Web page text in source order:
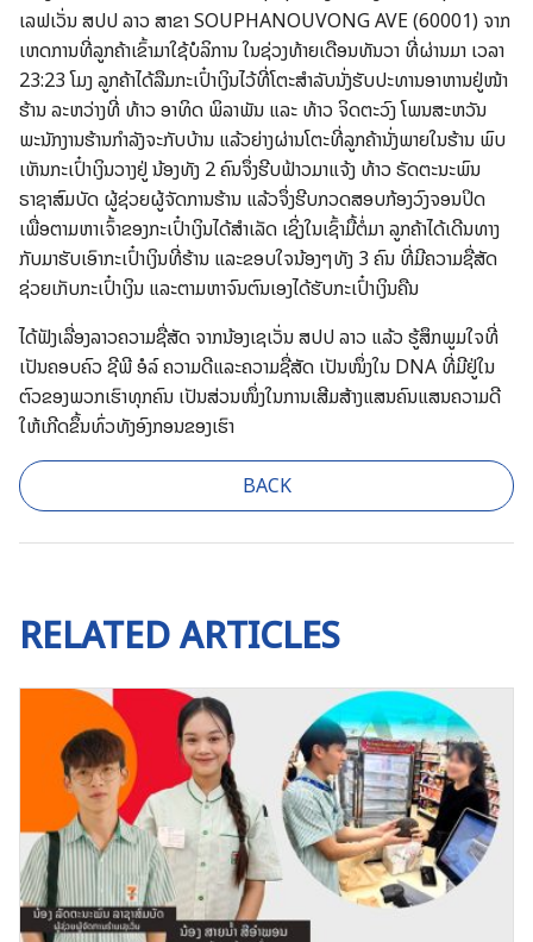
ເລຟເວັ່ນ ສປປ ລາວ ສາຂາ SOUPHANOUVONG AVE (60001) ຈາກ
ເຫດການທີ່ລູກຄ້າເຂົ້າມາໃຊ້ບໍລິການ ໃນຊ່ວງທ້າຍເດືອນທັນວາ ທີ່ຜ່ານມາ ເວລາ
23:23 ໂມງ ລູກຄ້າໄດ້ລືມກະເປົ໋າເງິນໄວ້ທີ່ໂຕະສຳລັບນັ່ງຮັບປະທານອາຫານຢູ່ໜ້າ
ຮ້ານ ລະຫວ່າງທີ່ ທ້າວ ອາທິດ ພິລາພັນ ແລະ ທ້າວ ຈິດຕະວົງ ໂພນສະຫວັນ
ພະນັກງານຮ້ານກຳລັງຈະກັບບ້ານ ແລ້ວຍ່າງຜ່ານໂຕະທີ່ລູກຄ້ານັ່ງພາຍໃນຮ້ານ ພົບ
ເຫັນກະເປົ໋າເງິນວາງຢູ່ ນ້ອງທັງ 2 ຄົນຈຶ່ງຮີບຟ້າວມາແຈ້ງ ທ້າວ ຣັດຕະນະພົນ
ຣາຊາສົມບັດ ຜູ້ຊ່ວຍຜູ້ຈັດການຮ້ານ ແລ້ວຈຶ່ງຮີບກວດສອບກ້ອງວົງຈອນປິດ
ເພື່ອຕາມຫາເຈົ້າຂອງກະເປົ໋າເງິນໄດ້ສຳເລັດ ເຊິ່ງໃນເຊົ້າມື້ຕໍ່ມາ ລູກຄ້າໄດ້ເດີນທາງ
ກັບມາຮັບເອົາກະເປົ໋າເງິນທີ່ຮ້ານ ແລະຂອບໃຈນ້ອງໆທັງ 3 ຄົນ ທີ່ມີຄວາມຊື່ສັດ
ຊ່ວຍເກັບກະເປົ໋າເງິນ ແລະຕາມຫາຈົນຕົນເອງໄດ້ຮັບກະເປົ໋າເງິນຄືນ
ໄດ້ຟັງເລື່ອງລາວຄວາມຊື່ສັດ ຈາກນ້ອງເຊເວັ່ນ ສປປ ລາວ ແລ້ວ ຮູ້ສຶກພູມໃຈທີ່
ເປັນຄອບຄົວ ຊີພີ ອໍລ໌ ຄວາມດີແລະຄວາມຊື່ສັດ ເປັນໜຶ່ງໃນ DNA ທີ່ມີຢູ່ໃນ
ຕົວຂອງພວກເຮົາທຸກຄົນ ເປັນສ່ວນໜຶ່ງໃນການເສີມສ້າງແສນຄົນແສນຄວາມດີ
ໃຫ້ເກີດຂຶ້ນທົ່ວທັງອົງກອນຂອງເຮົາ
BACK
RELATED ARTICLES